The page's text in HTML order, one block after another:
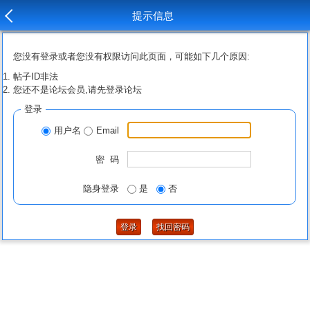
提示信息
您没有登录或者您没有权限访问此页面，可能如下几个原因:
帖子ID非法
您还不是论坛会员,请先登录论坛
登录
用户名 Email
密 码
隐身登录 是 否